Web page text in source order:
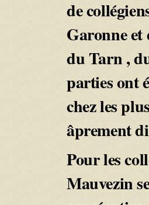
de
Garonne
du Tarn ,
parties ont
chez les
âprement
Pour les
Mauvezin